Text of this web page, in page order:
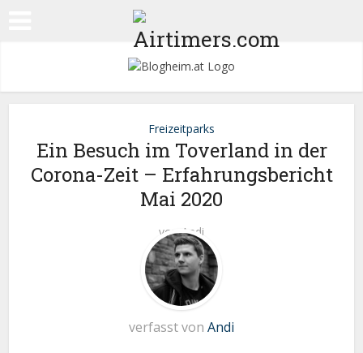
Freizeitparks
Ein Besuch im Toverland in der
Corona-Zeit – Erfahrungsbericht
Mai 2020
vonAndi
verfasst von Andi